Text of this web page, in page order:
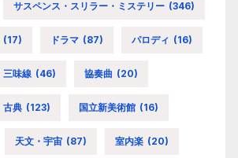
サスペンス・スリラー・ミステリー (346)
(17) ドラマ (87) パロディ (16)
三味線 (46) 協奏曲 (20)
古典 (123) 国立新美術館 (16)
天文・宇宙 (87) 室内楽 (20)